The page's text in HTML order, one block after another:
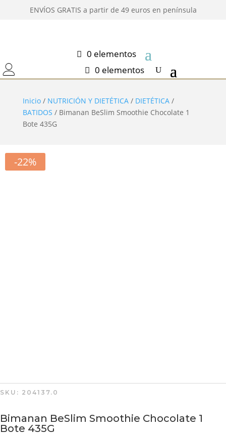
ENVÍOS GRATIS a partir de 49 euros en península
0 elementos
0 elementos
Inicio/ NUTRICIÓN Y DIETÉTICA/ DIETÉTICA/
BATIDOS / Bimanan BeSlim Smoothie Chocolate 1
Bote 435G
-22%
SKU: 204137.0
Bimanan BeSlim Smoothie Chocolate 1
Bote 435G